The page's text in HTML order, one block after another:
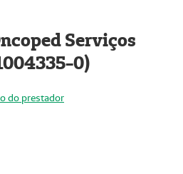
Serviços
0)
do prestador